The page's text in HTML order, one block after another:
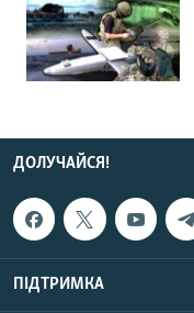
ДОЛУЧАЙСЯ!
ПІДТРИМКА